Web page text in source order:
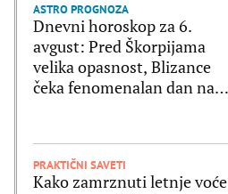
ASTRO PROGNOZA
Dnevni horoskop za 6.
avgust: Pred Škorpijama
velika opasnost, Blizance
čeka fenomenalan dan na
PRAKTIČNI SAVETI
Kako zamrznuti letnje voće